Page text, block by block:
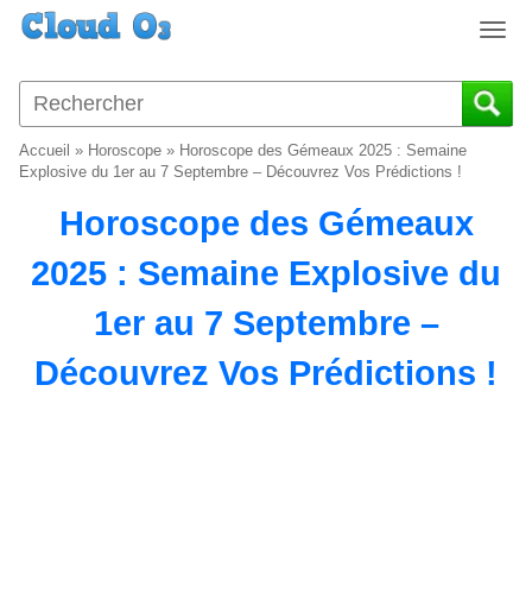
T
g
g
i
i
Accueil » Horoscope » Horoscope des Gémeaux 2025 : Semaine
Explosive du 1er au 7 Septembre – Découvrez Vos Prédictions !
Horoscope des Gémeaux
2025 : Semaine Explosive du
1er au 7 Septembre –
Découvrez Vos Prédictions !